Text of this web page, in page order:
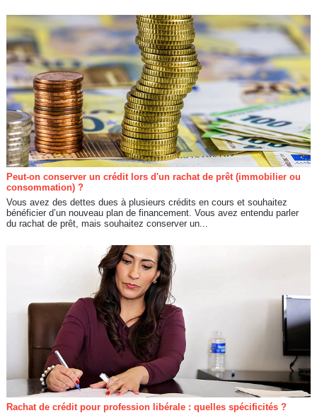
Peut-on conserver un crédit lors d'un rachat de prêt (immobilier ou
consommation) ?
Vous avez des dettes dues à plusieurs crédits en cours et souhaitez
bénéficier d’un nouveau plan de financement. Vous avez entendu parler
du rachat de prêt, mais souhaitez conserver un...
Rachat de crédit pour profession libérale : quelles spécificités ?